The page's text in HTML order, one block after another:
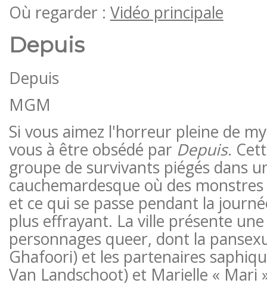
Où regarder : Vidéo principale
Depuis
Depuis
MGM
Si vous aimez l'horreur pleine de
vous à être obsédé par Depuis.
groupe de survivants piégés dans
cauchemardesque où des
et ce qui se passe pendant la
plus effrayant. La ville présente
personnages queer, dont la
Ghafoori) et les partenaires
Van Landschoot) et Marielle « Mari